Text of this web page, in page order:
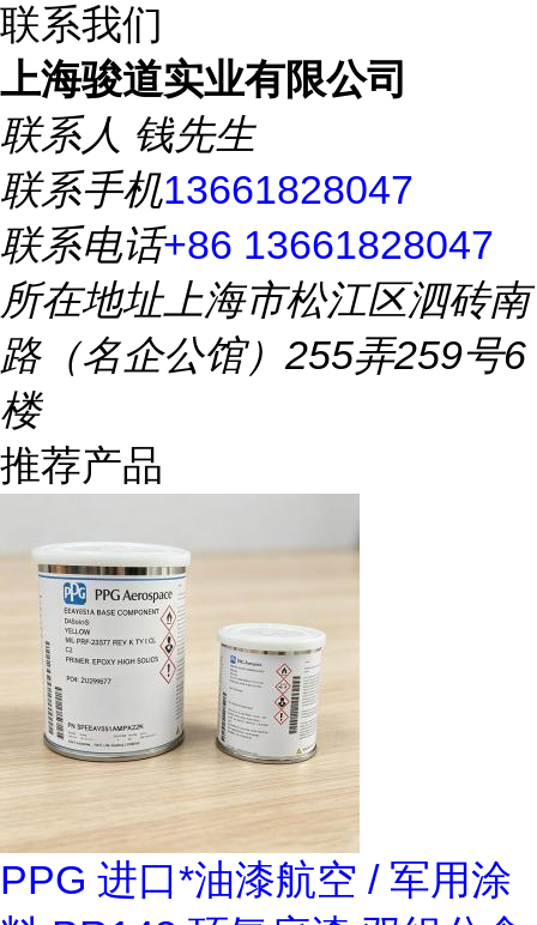
联系我们
上海骏道实业有限公司
联系人 钱先生
联系手机13661828047
联系电话+86 13661828047
所在地址上海市松江区泗砖南
路（名企公馆）255弄259号6
楼
推荐产品
PPG 进口*油漆航空 / 军用涂